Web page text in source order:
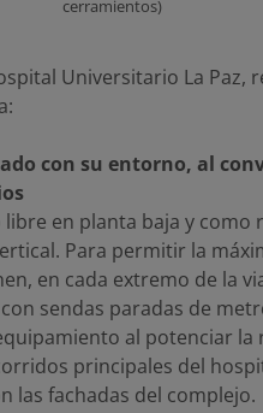
cerramientos)
Universitario La Paz,
con su entorno, al
en planta baja y como
Para permitir la
en cada extremo de la
sendas paradas de
al potenciar
principales del
las fachadas del complejo.